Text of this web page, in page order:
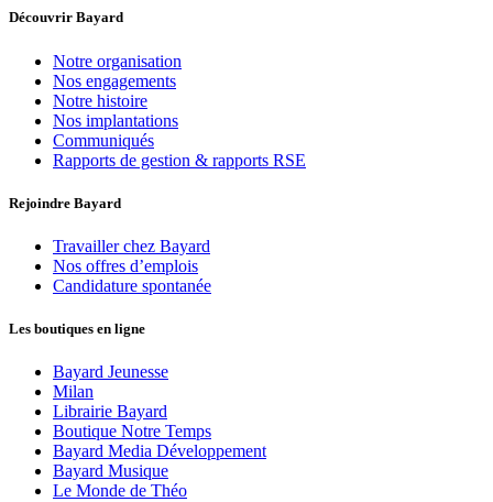
Découvrir Bayard
Notre organisation
Nos engagements
Notre histoire
Nos implantations
Communiqués
Rapports de gestion & rapports RSE
Rejoindre Bayard
Travailler chez Bayard
Nos offres d’emplois
Candidature spontanée
Les boutiques en ligne
Bayard Jeunesse
Milan
Librairie Bayard
Boutique Notre Temps
Bayard Media Développement
Bayard Musique
Le Monde de Théo